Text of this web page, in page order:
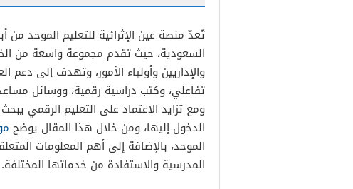
تُعدّ منصة عين الإثرائية للتعليم الموحد من
السعودية، حيث تقدم مجموعة واسعة من
والإداريين وأولياء الأمور، وتهدف إلى
تفاعلي، وكتب دراسية رقمية، ووسائل
ومع تزايد الاعتماد على التعليم الرقمي
الدخول إليها، ومن خلال هذا المقال يوضح
الموحد، بالإضافة إلى أهم المعلومات
المدرسية والاستفادة من خدماتها المختلفة.